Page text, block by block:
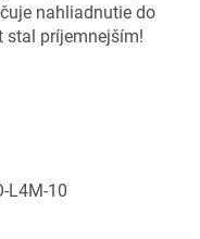
nahliadnutie do
stal príjemnejším!
L4M-10